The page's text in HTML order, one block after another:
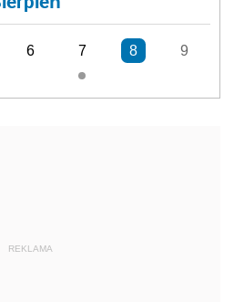
6 7 8 9
REKLAMA